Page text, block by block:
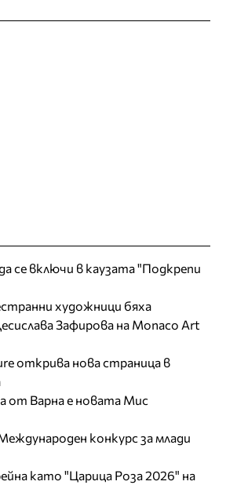
се включи в каузата "Подкрепи
художници бяха
Зафирова на Monaco Art
открива нова страница в
от Варна е новата Мис
конкурс за млади
като "Царица Роза 2026" на